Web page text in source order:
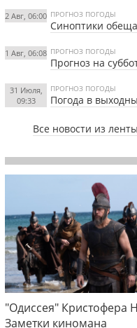
2 Авг, 06:00 ПРОГНОЗ ПОГОДЫ
Синоптики
1 Авг, 06:08 ПРОГНОЗ ПОГОДЫ
Прогноз на
31 Июля,
09:33
ПРОГНОЗ ПОГОДЫ
Погода в
Все новости из ленты
"Одиссея" Кристофера
Заметки киномана